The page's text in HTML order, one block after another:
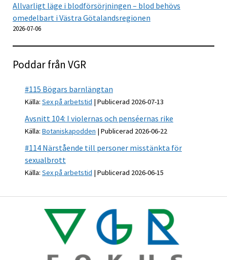
Allvarligt läge i blodförsörjningen – blod behövs
omedelbart i Västra Götalandsregionen
2026-07-06
Poddar från VGR
#115 Bögars barnlängtan
Källa: Sex på arbetstid Publicerad 2026-07-13
Avsnitt 104: I violernas och penséernas rike
Källa: Botaniskapodden Publicerad 2026-06-22
#114 Närstående till personer misstänkta för
sexualbrott
Källa: Sex på arbetstid Publicerad 2026-06-15